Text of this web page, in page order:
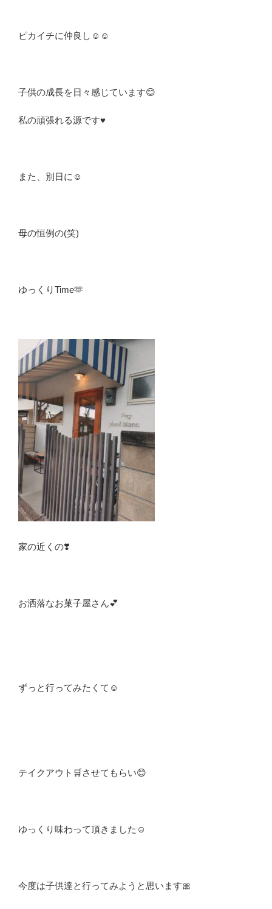
ピカイチに仲良し☺️☺️
子供の成長を日々感じています😊
私の頑張れる源です♥️
また、別日に☺️
母の恒例の(笑)
ゆっくりTime🫶
家の近くの❣️
お洒落なお菓子屋さん💕
ずっと行ってみたくて☺️
テイクアウト🛒させてもらい😊
ゆっくり味わって頂きました☺️
今度は子供達と行ってみようと思います🎀